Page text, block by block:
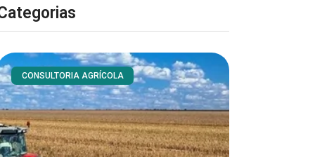
CONSULTORIA AGRÍCOLA